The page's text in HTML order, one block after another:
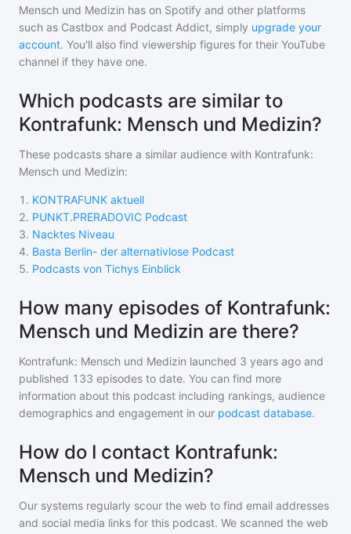
Mensch und Medizin has on Spotify and other platforms
such as Castbox and Podcast Addict, simply upgrade your
account. You'll also find viewership figures for their YouTube
channel if they have one.
Which podcasts are similar to
Kontrafunk: Mensch und Medizin?
These podcasts share a similar audience with Kontrafunk:
Mensch und Medizin:
1 . KONTRAFUNK aktuell
2. PUNKT.PRERADOVIC Podcast
3. Nacktes Niveau
4. Basta Berlin- der alternativlose Podcast
5. Podcasts von Tichys Einblick
How many episodes of Kontrafunk:
Mensch und Medizin are there?
Kontrafunk: Mensch und Medizin launched 3 years ago and
published 133 episodes to date. You can find more
information about this podcast including rankings, audience
demographics and engagement in our podcast database.
How do I contact Kontrafunk:
Mensch und Medizin?
Our systems regularly scour the web to find email addresses
and social media links for this podcast. We scanned the web